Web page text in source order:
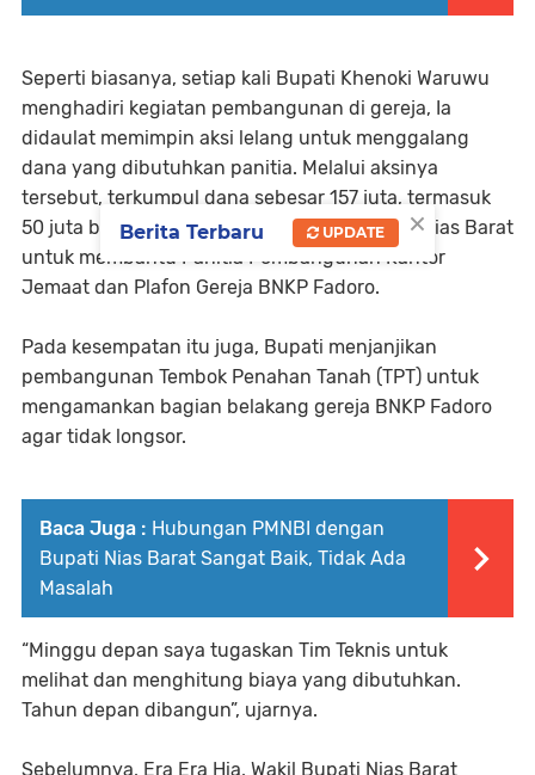
Seperti biasanya, setiap kali Bupati Khenoki Waruwu
menghadiri kegiatan pembangunan di gereja, Ia
didaulat memimpin aksi lelang untuk menggalang
dana yang dibutuhkan panitia. Melalui aksinya
tersebut, terkumpul dana sebesar 157 juta, termasuk
50 juta bantuan dari Pemerintah Kabupaten Nias Barat
untuk membantu Panitia Pembangunan Kantor
Jemaat dan Plafon Gereja BNKP Fadoro.
Pada kesempatan itu juga, Bupati menjanjikan
pembangunan Tembok Penahan Tanah (TPT) untuk
mengamankan bagian belakang gereja BNKP Fadoro
agar tidak longsor.
Baca Juga : Hubungan PMNBI dengan
Bupati Nias Barat Sangat Baik, Tidak Ada
Masalah
“Minggu depan saya tugaskan Tim Teknis untuk
melihat dan menghitung biaya yang dibutuhkan.
Tahun depan dibangun”, ujarnya.
Sebelumnya, Era Era Hia, Wakil Bupati Nias Barat
×
Berita Terbaru UPDATE